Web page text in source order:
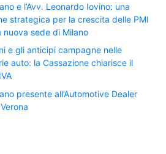
e l’Avv. Leonardo Iovino: una
strategica per la crescita delle PMI
nuova sede di Milano
e gli anticipi campagne nelle
auto: la Cassazione chiarisce il
presente all’Automotive Dealer